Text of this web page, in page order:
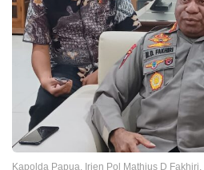
Kapolda Papua, Irjen Pol Mathius D